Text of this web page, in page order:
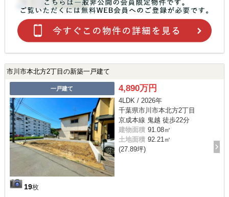
市川市本北方2丁目の新築一戸建て
一戸建て
19枚
4,890万円
4LDK / 2026年
千葉県市川市本北方2丁目
京成本線 鬼越 徒歩22分
建物面積 91.08㎡
土地面積 92.21㎡
(27.89坪)